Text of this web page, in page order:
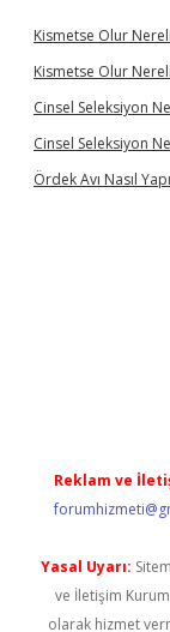
Kismetse Olur Nereli
Kismetse Olur Nereli
Cinsel Seleksiyon
Cinsel Seleksiyon
Ördek Avı Nasıl
Reklam ve
Yasal Uyarı:
ve İletişim
olarak hizmet